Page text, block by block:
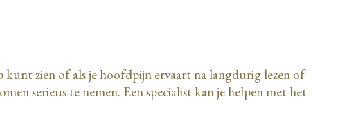
kunt zien of als je hoofdpijn ervaart na langdurig lezen of
serieus te nemen. Een specialist kan je helpen met het